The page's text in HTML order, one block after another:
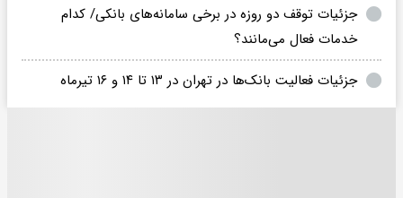
جزئیات توقف دو روزه در برخی سامانه‌های بانکی/ کدام
خدمات فعال می‌مانند؟
جزئیات فعالیت بانک‌ها در تهران در ۱۳ تا ۱۴ و ۱۶ تیرماه